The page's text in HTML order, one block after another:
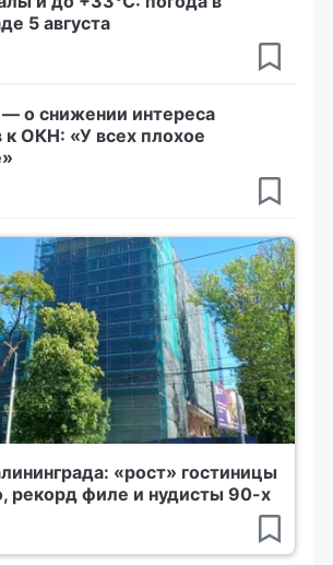
5 августа
о снижении интереса
к ОКН: «У всех плохое
«рост» гостиницы
рекорд филе и нудисты 90-х